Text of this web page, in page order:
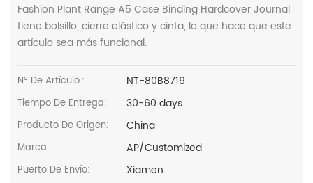
Fashion Plant Range A5 Case Binding Hardcover Journal
tiene bolsillo, cierre elástico y cinta, lo que hace que este
artículo sea más funcional.
Nº De Artículo.: NT-80B8719
Tiempo De Entrega: 30-60 days
Producto De Origen: China
Marca: AP/Customized
Puerto De Envío: Xiamen